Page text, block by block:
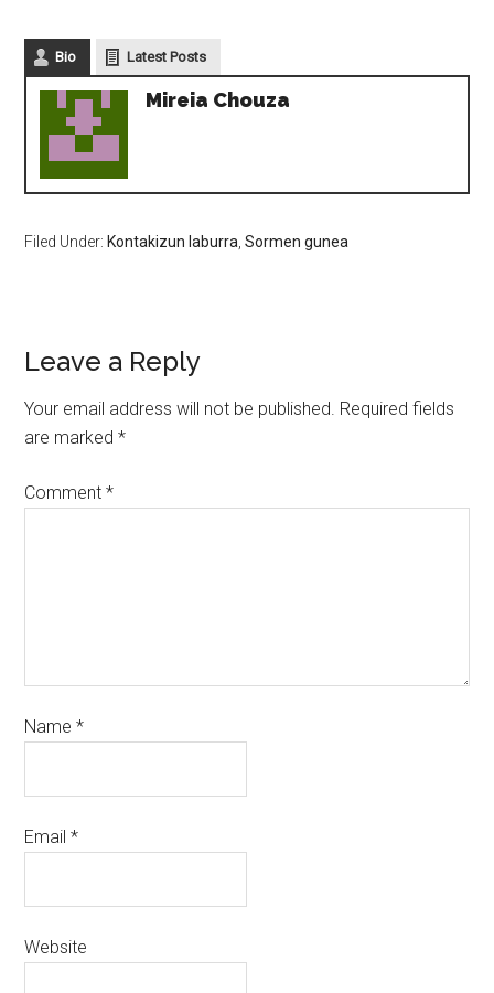
Bio Latest Posts
Mireia Chouza
Filed Under: Kontakizun laburra ,Sormen gunea
Leave a Reply
Your email address will not be published. Required fields
are marked*
Comment*
Name*
Email*
Website